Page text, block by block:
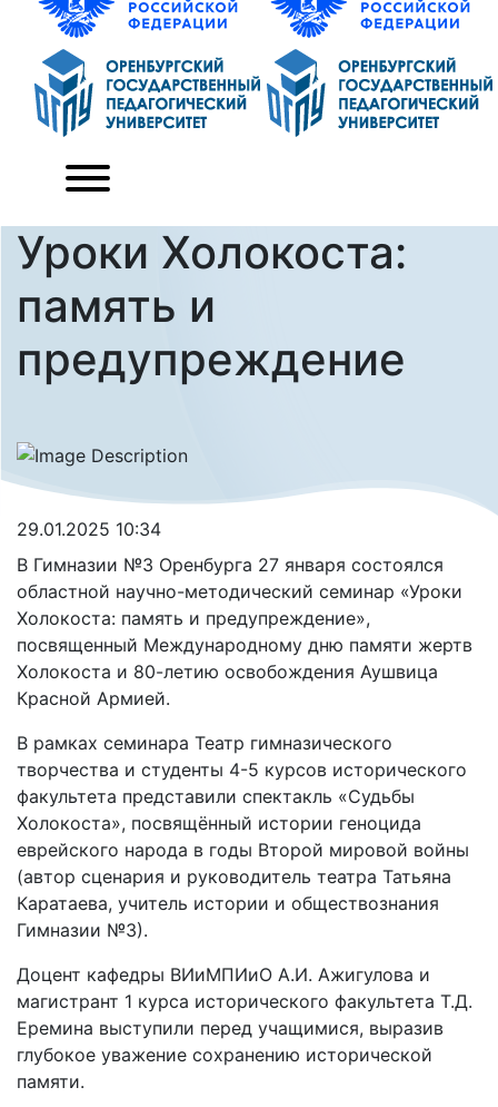
Уроки Холокоста:
память и
предупреждение
29.01.2025 10:34
В Гимназии №3 Оренбурга 27 января состоялся
областной научно-методический семинар «Уроки
Холокоста: память и предупреждение»,
посвященный Международному дню памяти жертв
Холокоста и 80-летию освобождения Аушвица
Красной Армией.
В рамках семинара Театр гимназического
творчества и студенты 4-5 курсов исторического
факультета представили спектакль «Судьбы
Холокоста», посвящённый истории геноцида
еврейского народа в годы Второй мировой войны
(автор сценария и руководитель театра Татьяна
Каратаева, учитель истории и обществознания
Гимназии №3).
Доцент кафедры ВИиМПИиО А.И. Ажигулова и
магистрант 1 курса исторического факультета Т.Д.
Еремина выступили перед учащимися, выразив
глубокое уважение сохранению исторической
памяти.